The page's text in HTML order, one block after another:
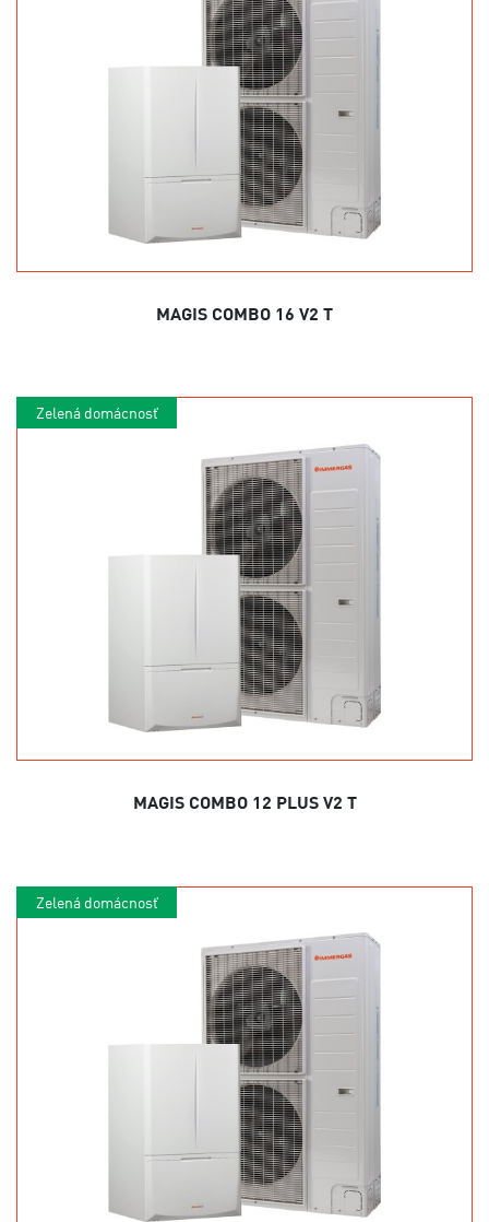
MAGIS COMBO 16 V2 T
Zelená domácnosť
MAGIS COMBO 12 PLUS V2 T
Zelená domácnosť